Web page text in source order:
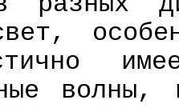
волны,